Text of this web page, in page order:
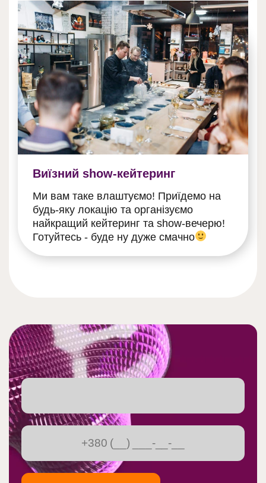
Виїзний show-кейтеринг
Ми вам таке влаштуємо! Приїдемо на
будь-яку локацію та організуємо
найкращий кейтеринг та show-вечерю!
Готуйтесь - буде ну дуже смачно